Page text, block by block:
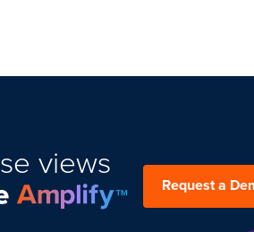
views
Request a